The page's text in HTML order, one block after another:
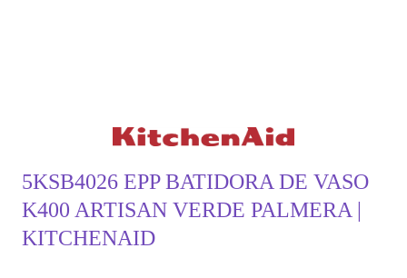
5KSB4026 EPP BATIDORA DE VASO
K400 ARTISAN VERDE PALMERA |
KITCHENAID